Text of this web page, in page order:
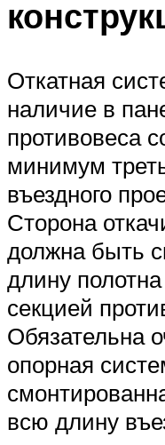
Откатная
наличие в
противовеса
минимум
въездного
Сторона
должна быть
длину
секцией
Обязательна
опорная
всю длину